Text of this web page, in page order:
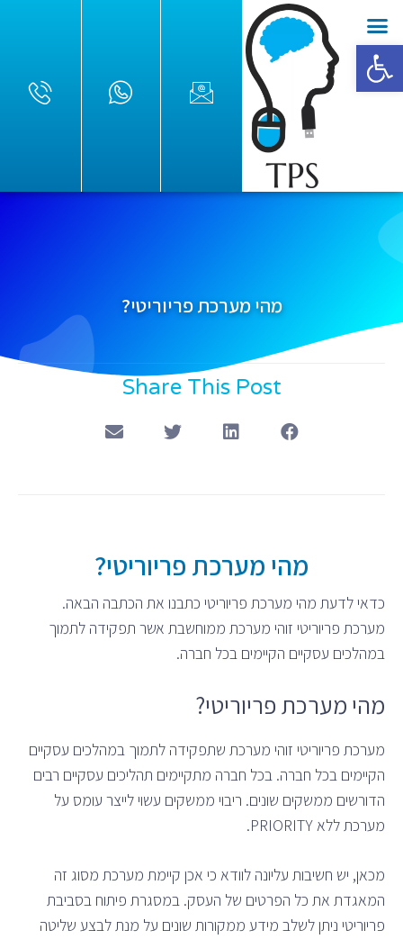
פתח סרגל נגישות
מהי מערכת פריוריטי?
Share This Post
מהי מערכת פריוריטי?
כדאי לדעת מהי מערכת פריוריטי כתבנו את הכתבה הבאה.
מערכת פריוריטי זוהי מערכת ממוחשבת אשר תפקידה לתמוך
במהלכים עסקיים הקיימים בכל חברה.
מהי מערכת פריוריטי?
מערכת פריוריטי זוהי מערכת שתפקידה לתמוך במהלכים עסקיים
הקיימים בכל חברה. בכל חברה מתקיימים תהליכים עסקיים רבים
הדורשים ממשקים שונים. ריבוי ממשקים עשוי לייצר עומס על
מערכת ללא PRIORITY.
מכאן, יש חשיבות עליונה לוודא כי אכן קיימת מערכת מסוג זה
המאגדת את כל הפרטים של העסק. במסגרת פיתוח בסביבת
פריוריטי ניתן לשלב מידע ממקורות שונים על מנת לבצע שליטה